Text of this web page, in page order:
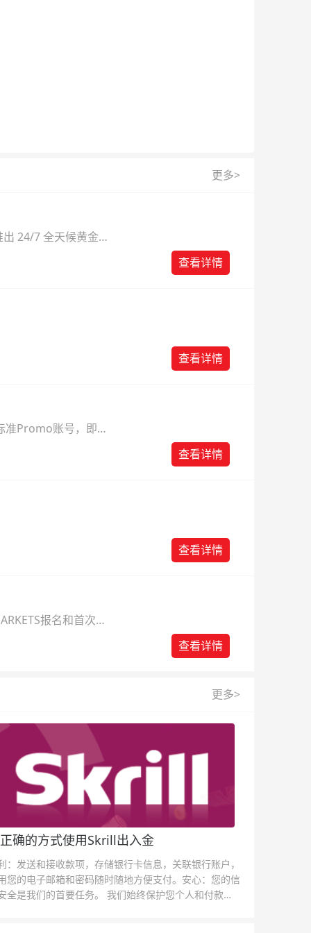
更多>
24/7 全天候黄金
查看详情
查看详情
准Promo账号，即可
查看详情
查看详情
报名和首次入
查看详情
更多>
确的方式使用Skrill出入金
：发送和接收款项，存储银行卡信息，关联银行账户，
您的电子邮箱和密码随时随地方便支付。安心：您的信
全是我们的首要任务。 我们始终保护您个人和付款信